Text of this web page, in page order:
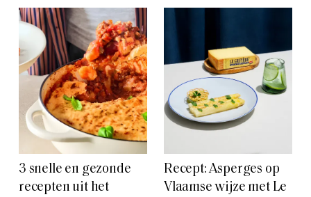
3 snelle en gezonde
recepten uit het
Recept: Asperges op
Vlaamse wijze met Le